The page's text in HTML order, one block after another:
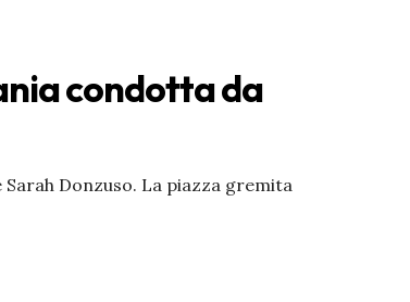
condotta da
Donzuso. La piazza gremita